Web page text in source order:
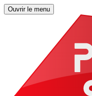
Ouvrir le menu